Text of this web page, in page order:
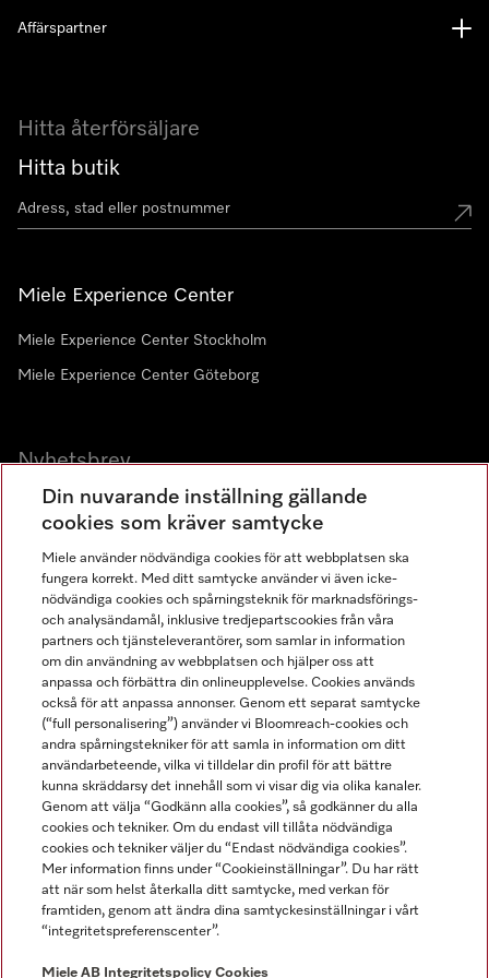
Hitta återförsäljare
Hitta butik
Miele Experience Center
Miele Experience Center Stockholm
Miele Experience Center Göteborg
Nyhetsbrev
Gå med i vår gemenskap
Affärspartner
Miele AB
Allmänna villkor
Användarvillkor
Miele tillgänglighetsförklaring
Lagen om digitala tjänster
Miele på LinkedIn
Miele på Facebook
Miele på Instagram
Miele på Youtube
Din nuvarande inställning gällande
cookies som kräver samtycke
Miele använder nödvändiga cookies för att webbplatsen ska
fungera korrekt. Med ditt samtycke använder vi även icke-
nödvändiga cookies och spårningsteknik för marknadsförings-
och analysändamål, inklusive tredjepartscookies från våra
partners och tjänsteleverantörer, som samlar in information
om din användning av webbplatsen och hjälper oss att
anpassa och förbättra din onlineupplevelse. Cookies används
också för att anpassa annonser. Genom ett separat samtycke
(“full personalisering”) använder vi Bloomreach-cookies och
andra spårningstekniker för att samla in information om ditt
användarbeteende, vilka vi tilldelar din profil för att bättre
kunna skräddarsy det innehåll som vi visar dig via olika kanaler.
Genom att välja “Godkänn alla cookies”, så godkänner du alla
cookies och tekniker. Om du endast vill tillåta nödvändiga
cookies och tekniker väljer du “Endast nödvändiga cookies”.
Mer information finns under “Cookieinställningar”. Du har rätt
att när som helst återkalla ditt samtycke, med verkan för
framtiden, genom att ändra dina samtyckesinställningar i vårt
“integritetspreferenscenter”.
Miele AB Integritetspolicy Cookies